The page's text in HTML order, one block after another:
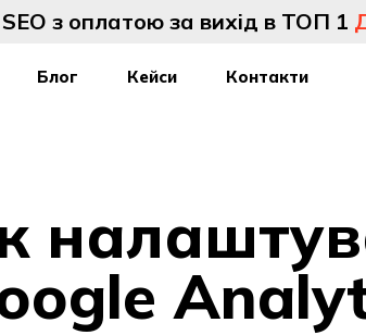
SEO з оплатою за вихід в ТОП 1
Блог Кейси Контакти